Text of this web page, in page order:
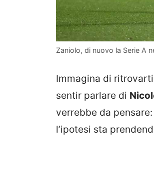
Zaniolo, di nuovo la Serie A
Immagina di
sentir parlare di
verrebbe da
l’ipotesi sta